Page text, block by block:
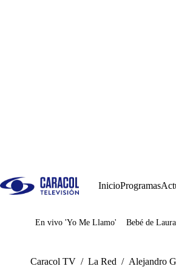
InicioProgramas
Juegos
En vivo 'Yo Me Llamo' Bebé de
Caracol TV / La Red / Alejandro